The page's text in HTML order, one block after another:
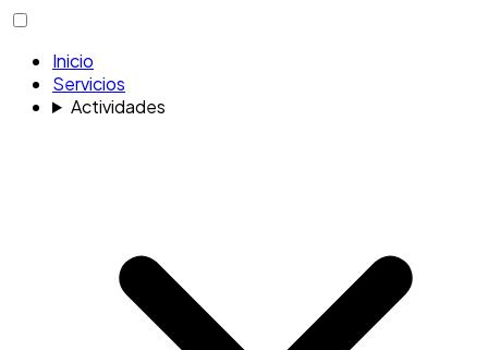
Inicio
Servicios
Actividades